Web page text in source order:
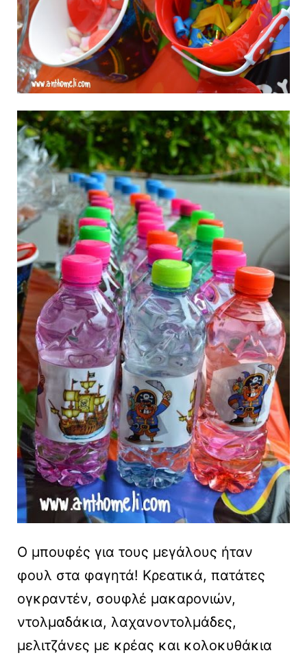
Ο μπουφές για τους μεγάλους ήταν
φουλ στα φαγητά! Κρεατικά, πατάτες
ογκραντέν, σουφλέ μακαρονιών,
ντολμαδάκια, λαχανοντολμάδες,
μελιτζάνες με κρέας και κολοκυθάκια